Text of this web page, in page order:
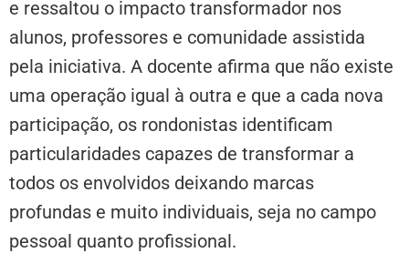
e ressaltou o impacto transformador nos
alunos, professores e comunidade assistida
pela iniciativa. A docente afirma que não existe
uma operação igual à outra e que a cada nova
participação, os rondonistas identificam
particularidades capazes de transformar a
todos os envolvidos deixando marcas
profundas e muito individuais, seja no campo
pessoal quanto profissional.